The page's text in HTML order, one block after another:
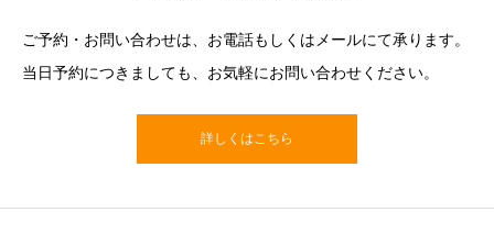
ご予約・お問い合わせは、お電話もしくはメールにて承ります。
当日予約につきましても、お気軽にお問い合わせください。
詳しくはこちら